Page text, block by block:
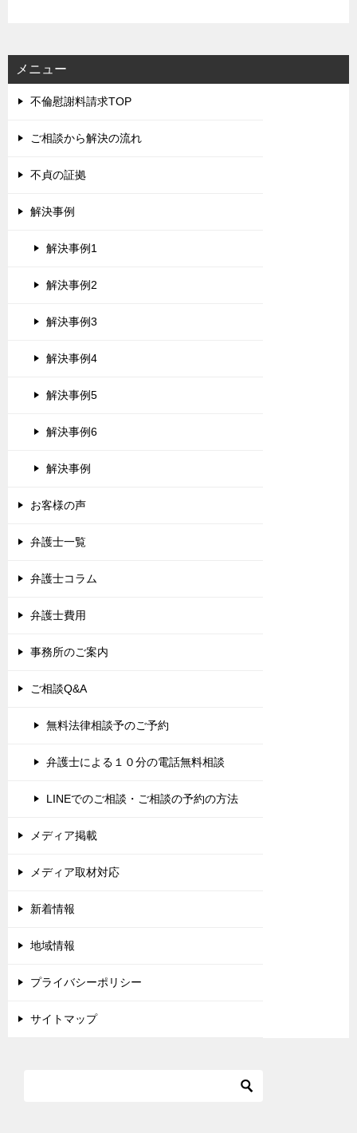
メニュー
不倫慰謝料請求TOP
ご相談から解決の流れ
不貞の証拠
解決事例
解決事例1
解決事例2
解決事例3
解決事例4
解決事例5
解決事例6
解決事例
お客様の声
弁護士一覧
弁護士コラム
弁護士費用
事務所のご案内
ご相談Q&A
無料法律相談予のご予約
弁護士による１０分の電話無料相談
LINEでのご相談・ご相談の予約の方法
メディア掲載
メディア取材対応
新着情報
地域情報
プライバシーポリシー
サイトマップ